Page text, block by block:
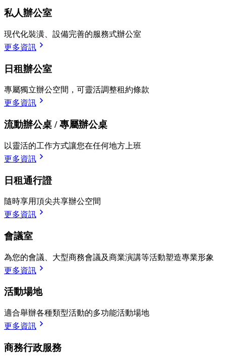
私人辦公室
現代化裝潢、設備完善的服務式辦公室
更多資訊
日租辦公室
專屬獨立辦公空間，可靈活調整租約條款
更多資訊
流動辦公桌 / 專屬辦公桌
以靈活的工作方式讓您在任何地方上班
更多資訊
日租通行證
隨時享用頂尖共享辦公空間
更多資訊
會議室
為您的會議、大型商務會議及商業演講等活動塑造專業形象
更多資訊
活動場地
適合舉辦各種類型活動的多功能活動場地
更多資訊
商務行政服務